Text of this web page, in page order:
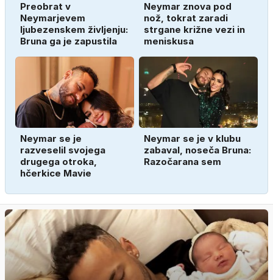
Preobrat v
Neymarjevem
ljubezenskem življenju:
Bruna ga je zapustila
Neymar znova pod
nož, tokrat zaradi
strgane križne vezi in
meniskusa
Neymar se je
razveselil svojega
drugega otroka,
hčerkice Mavie
Neymar se je v klubu
zabaval, noseča Bruna:
Razočarana sem